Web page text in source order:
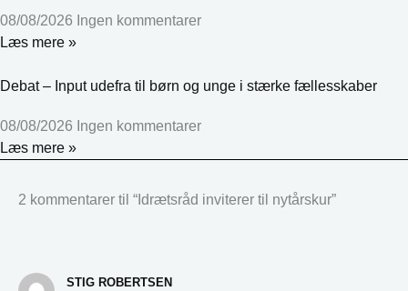
08/08/2026 Ingen kommentarer
Læs mere »
Debat – Input udefra til børn og unge i stærke fællesskaber
08/08/2026 Ingen kommentarer
Læs mere »
2 kommentarer til “Idrætsråd inviterer til nytårskur”
STIG ROBERTSEN